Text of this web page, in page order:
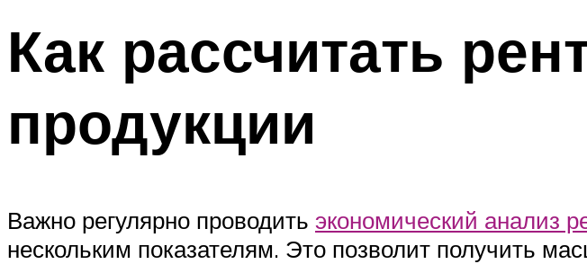
Как рассчитать
продукции
Важно регулярно проводить экономический анализ
нескольким показателям. Это позволит получить